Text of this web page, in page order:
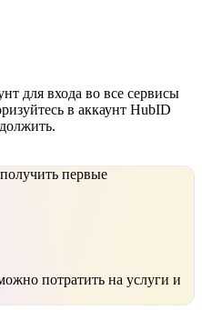
для входа во все сервисы
в аккаунт HubID
первые
потратить на услуги и